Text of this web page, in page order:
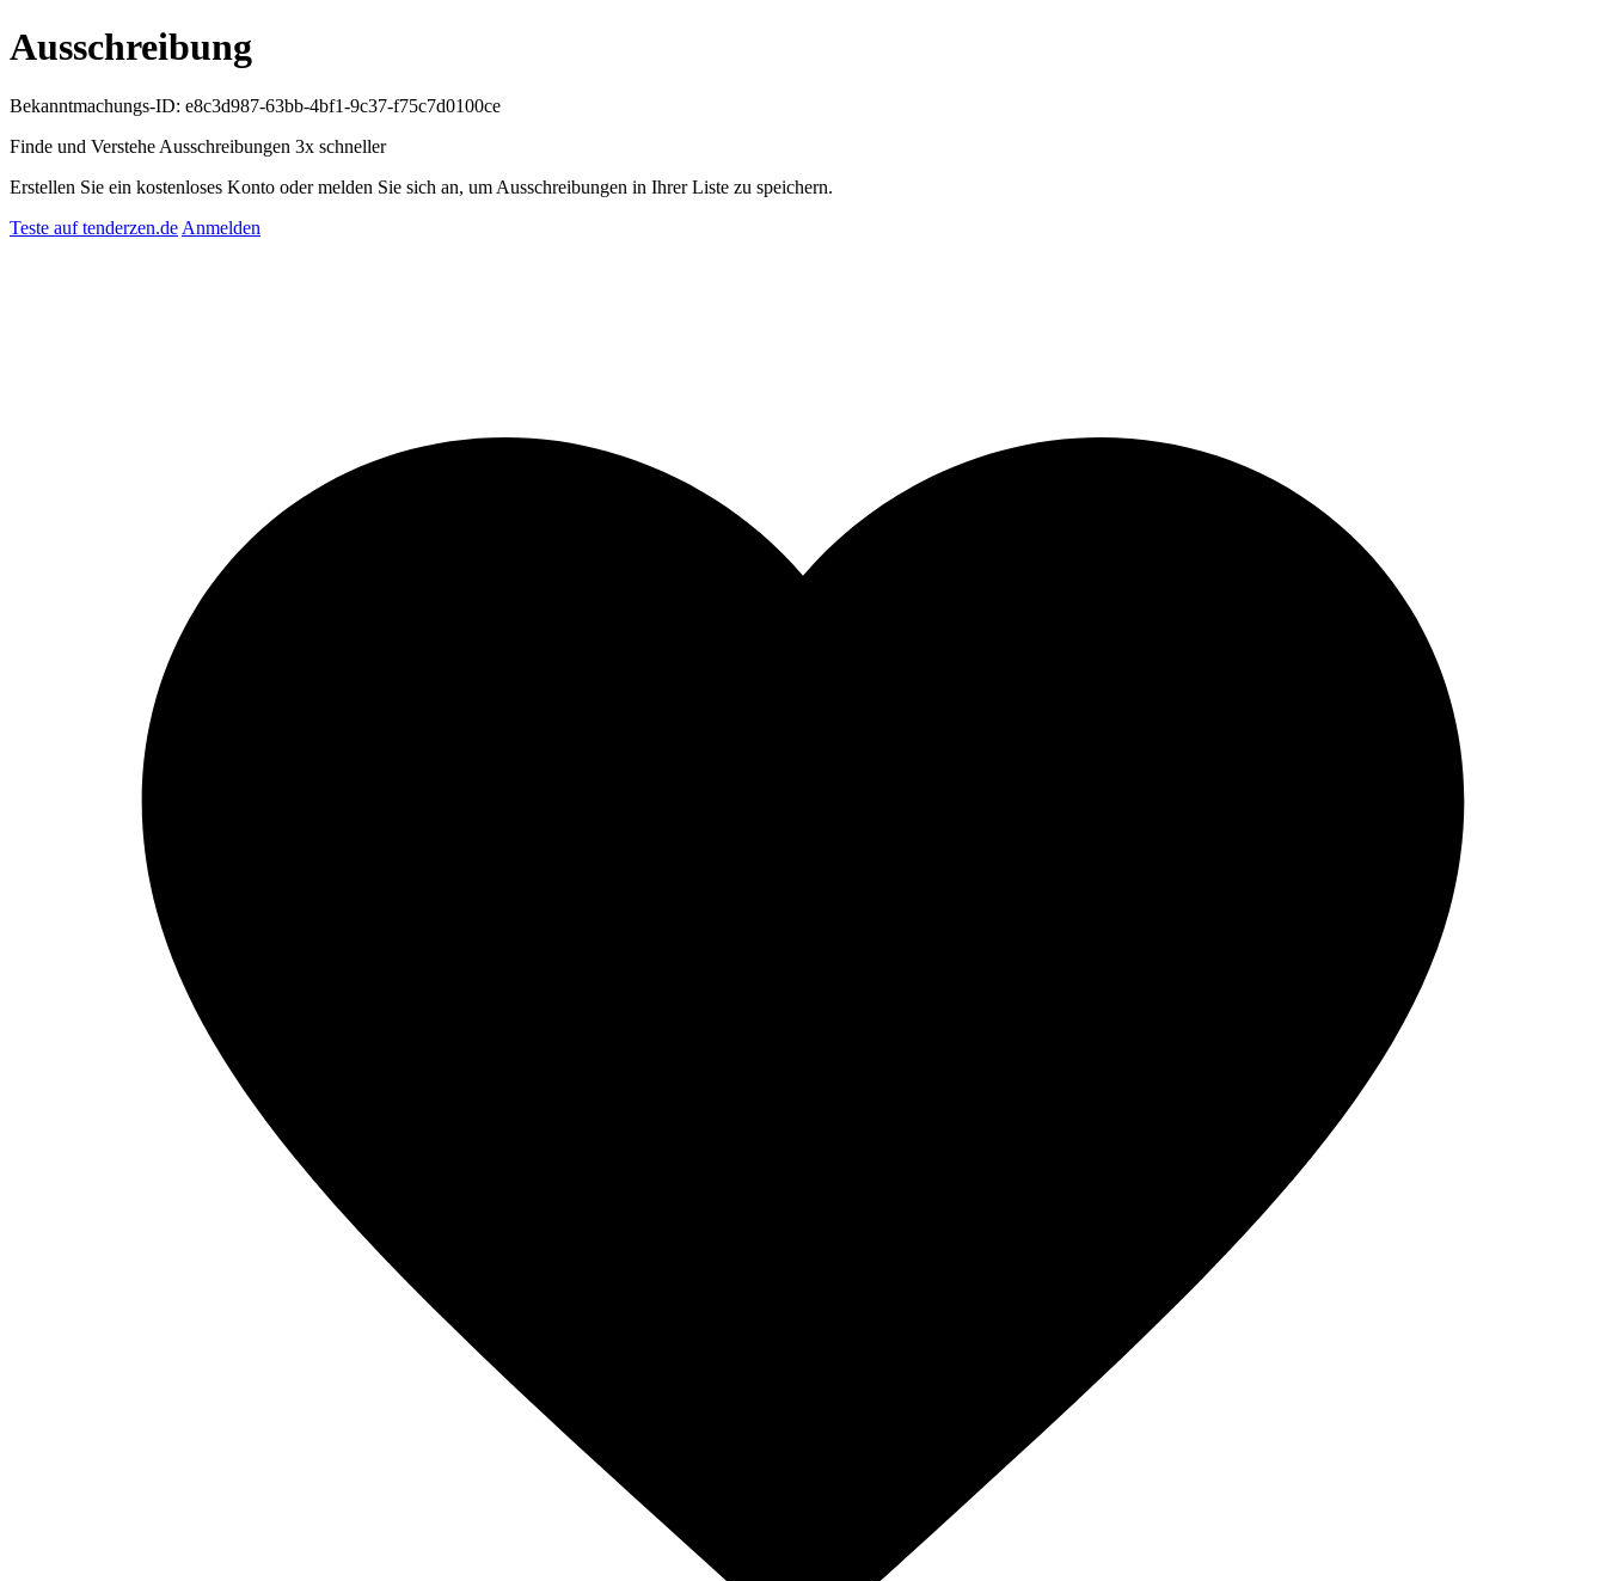
Ausschreibung
Bekanntmachungs-ID: e8c3d987-63bb-4bf1-9c37-f75c7d0100ce
Finde und Verstehe Ausschreibungen 3x schneller
Erstellen Sie ein kostenloses Konto oder melden Sie sich an, um Ausschreibungen in Ihrer Liste zu speichern.
Teste auf tenderzen.de Anmelden